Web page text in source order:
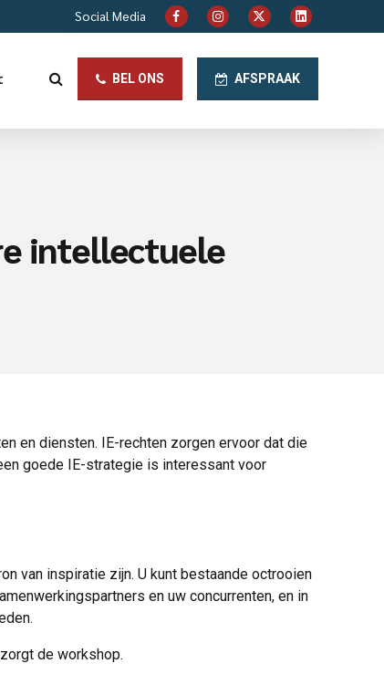
Social Media
BEL ONS AFSPRAAK
intellectuele
en diensten. IE-rechten zorgen ervoor dat die
goede IE-strategie is interessant voor
van inspiratie zijn. U kunt bestaande octrooien
en uw concurrenten, en in
de workshop.